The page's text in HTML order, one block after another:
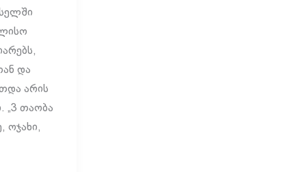
და
არის
„3 თაობა
ოჯახი,